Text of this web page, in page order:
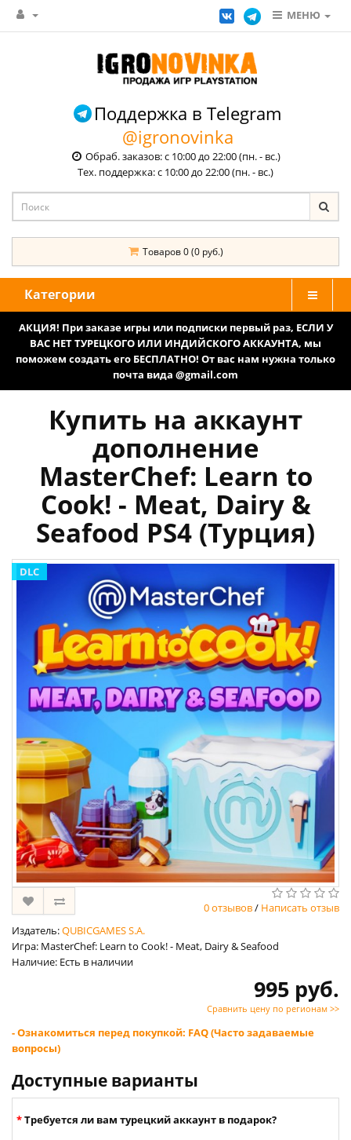
МЕНЮ
Поддержка в Telegram
@igronovinka
Обраб. заказов: с 10:00 до 22:00 (пн. - вс.)
Тех. поддержка: с 10:00 до 22:00 (пн. - вс.)
Товаров 0 (0 руб.)
Категории
АКЦИЯ! При заказе игры или подписки первый раз, ЕСЛИ У
ВАС НЕТ ТУРЕЦКОГО ИЛИ ИНДИЙСКОГО АККАУНТА, мы
поможем создать его БЕСПЛАТНО! От вас нам нужна только
почта вида @gmail.com
Купить на аккаунт
дополнение
MasterChef: Learn to
Cook! - Meat, Dairy &
Seafood PS4 (Турция)
DLC
0 отзывов/ Написать отзыв
Издатель:QUBICGAMES S.A.
Игра: MasterChef: Learn to Cook! - Meat, Dairy & Seafood
Наличие: Есть в наличии
995 руб.
Сравнить цену по регионам >>
- Ознакомиться перед покупкой: FAQ (Часто задаваемые
вопросы)
Доступные варианты
Требуется ли вам турецкий аккаунт в подарок?